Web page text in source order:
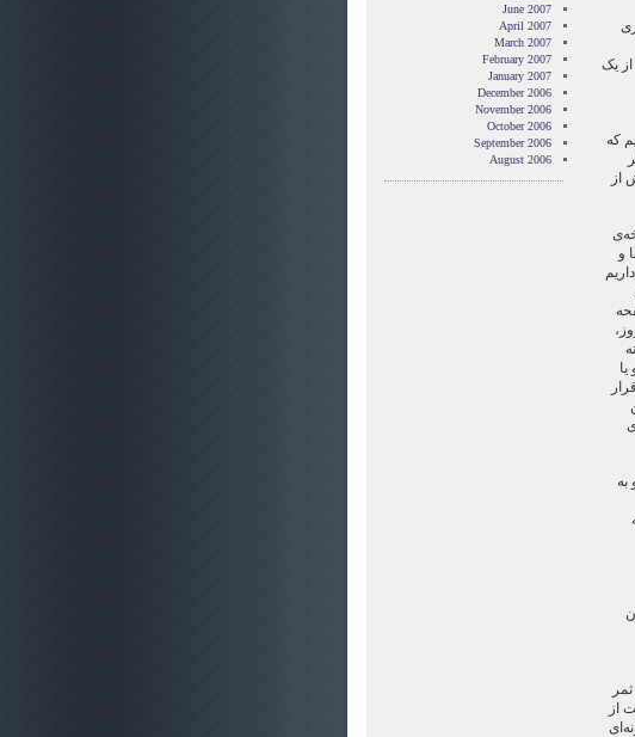
یک
که
از
و
از
June 2007
April 2007
March 2007
February 2007
January 2007
December 2006
November 2006
October 2006
September 2006
August 2006